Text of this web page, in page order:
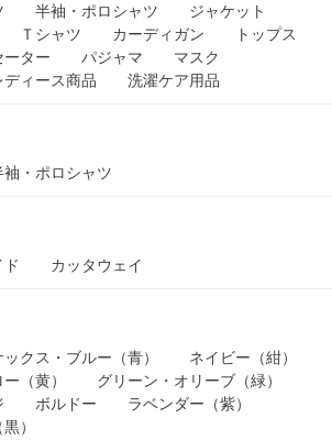
半袖・ポロシャツ
ジャケット
Ｔシャツ カーディガン
トップス
ーター パジャマ
マスク
ディース商品 洗濯ケア用品
袖・ポロシャツ
ド カッタウェイ
ックス・ブルー（青）
ネイビー（紺）
（黄）
グリーン・オリーブ（緑）
ボルドー
ラベンダー（紫）
）